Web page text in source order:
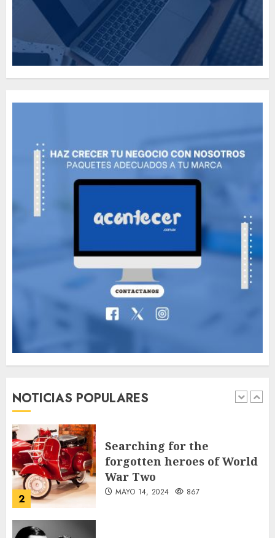
NOTICIAS POPULARES
5
How Many of These Italian
Foods Have You Tried?
MAYO 14, 2024 812
Movie?
MAYO 14, 2024 799
The full story of
Thailand’s extraordinary
cave rescue
1009
1
Jorge Messi, el hombre
que acompañó a Lionel
2
War Two
MAYO 14, 2024